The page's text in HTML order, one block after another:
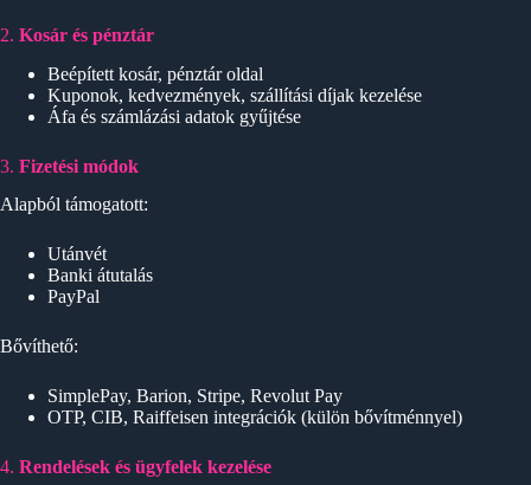
2. Kosár és pénztár
Beépített kosár, pénztár oldal
Kuponok, kedvezmények, szállítási díjak kezelése
Áfa és számlázási adatok gyűjtése
3. Fizetési módok
Alapból támogatott:
Utánvét
Banki átutalás
PayPal
Bővíthető:
SimplePay, Barion, Stripe, Revolut Pay
OTP, CIB, Raiffeisen integrációk (külön bővítménnyel)
4. Rendelések és ügyfelek kezelése